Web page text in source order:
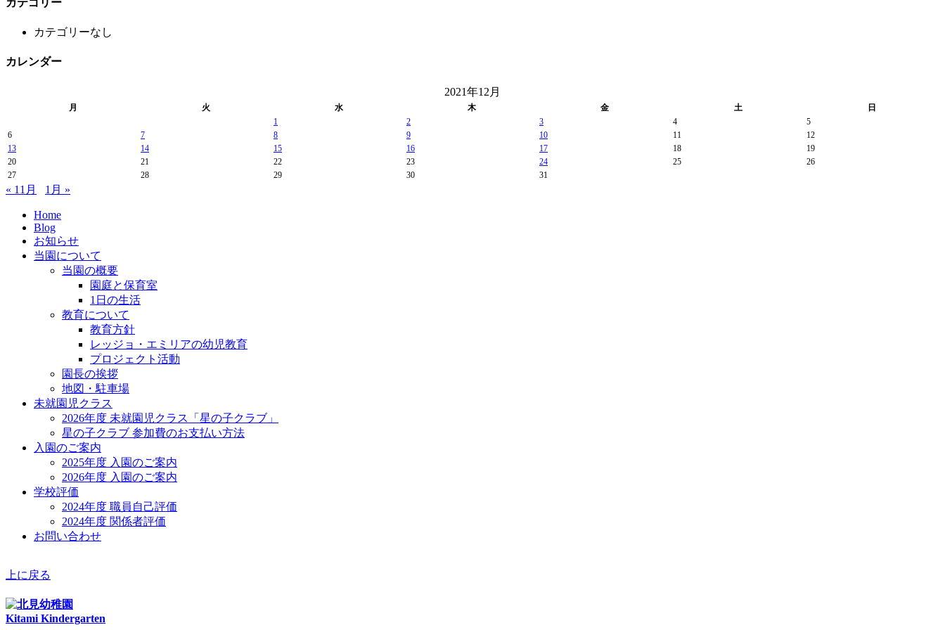
カテゴリー
カテゴリーなし
カレンダー
2021年12月
月 火 水 木 金 土
日
1
2 3 4
5
6
7 8 9 10 11
12
13
14 15 16 17 18
19
20
21 22 23 24 25
26
27
28 29 30 31
« 11月 1月 »
Home
Blog
お知らせ
当園について
当園の概要
園庭と保育室
1日の生活
教育について
教育方針
レッジョ・エミリアの幼児教育
プロジェクト活動
園長の挨拶
地図・駐車場
未就園児クラス
2026年度 未就園児クラス「星の子クラブ」
星の子クラブ 参加費のお支払い方法
入園のご案内
2025年度 入園のご案内
2026年度 入園のご案内
学校評価
2024年度 職員自己評価
2024年度 関係者評価
お問い合わせ
上に戻る
Kitami Kindergarten